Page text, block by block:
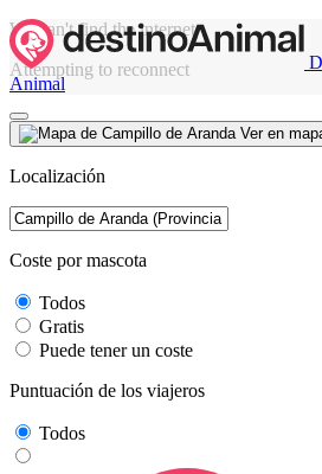
Animal
We can't find the internet
Attempting to reconnect
Ver en
Localización
Coste por mascota
Todos
Gratis
Puede tener un coste
Puntuación de los viajeros
Todos